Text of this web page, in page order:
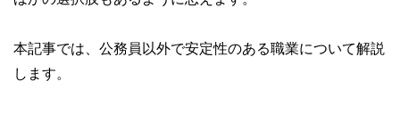
本記事では、公務員以外で安定性のある職業について解説
します。